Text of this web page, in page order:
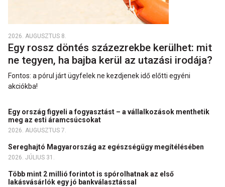
2026. AUGUSZTUS 8.
Egy rossz döntés százezrekbe kerülhet: mit
ne tegyen, ha bajba kerül az utazási irodája?
Fontos: a pórul járt ügyfelek ne kezdjenek idő előtti egyéni
akciókba!
Egy ország figyeli a fogyasztást – a vállalkozások menthetik
meg az esti áramcsúcsokat
2026. AUGUSZTUS 7.
Sereghajtó Magyarország az egészségügy megítélésében
2026. JÚLIUS 31.
Több mint 2 millió forintot is spórolhatnak az első
lakásvásárlók egy jó bankválasztással